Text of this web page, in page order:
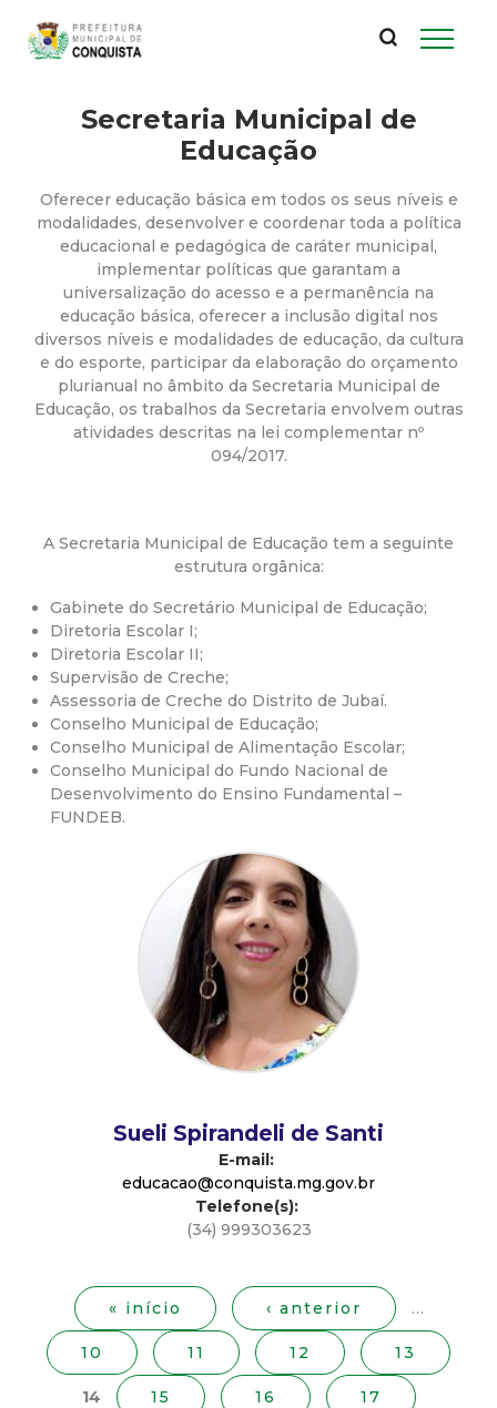
conteúdo
principal
P
f
e
t
u
M
u
n
i
c
i
q
u
Secretaria Municipal de
Educação
Oferecer educação básica em todos os seus níveis e
modalidades, desenvolver e coordenar toda a política
educacional e pedagógica de caráter municipal,
implementar políticas que garantam a
universalização do acesso e a permanência na
educação básica, oferecer a inclusão digital nos
diversos níveis e modalidades de educação, da cultura
e do esporte, participar da elaboração do orçamento
plurianual no âmbito da Secretaria Municipal de
Educação, os trabalhos da Secretaria envolvem outras
atividades descritas na lei complementar nº
094/2017.
A Secretaria Municipal de Educação tem a seguinte
estrutura orgânica:
Gabinete do Secretário Municipal de Educação;
Diretoria Escolar I;
Diretoria Escolar II;
Supervisão de Creche;
Assessoria de Creche do Distrito de Jubaí.
Conselho Municipal de Educação;
Conselho Municipal de Alimentação Escolar;
Conselho Municipal do Fundo Nacional de
Desenvolvimento do Ensino Fundamental –
FUNDEB.
Sueli Spirandeli de Santi
E-mail:
educacao@conquista.mg.gov.br
Telefone(s):
(34) 999303623
n
« início ‹ anterior …
10 11 12 13
14 15 16 17